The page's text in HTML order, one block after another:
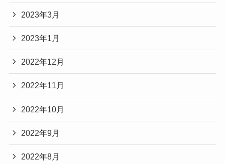
2023年3月
2023年1月
2022年12月
2022年11月
2022年10月
2022年9月
2022年8月